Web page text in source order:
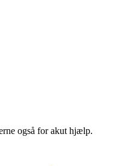
også for akut hjælp.